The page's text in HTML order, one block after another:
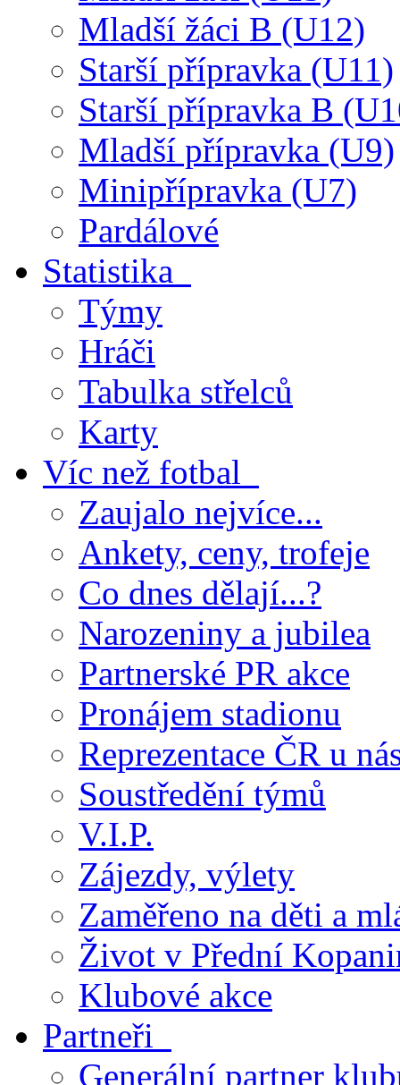
Mladší žáci B (U12)
Starší přípravka (U11)
Starší přípravka B
Mladší přípravka (U9)
Minipřípravka (U7)
Pardálové
Statistika
Týmy
Hráči
Tabulka střelců
Karty
Víc než fotbal
Zaujalo nejvíce...
Ankety, ceny, trofeje
Co dnes dělají...?
Narozeniny a jubilea
Partnerské PR akce
Pronájem stadionu
Reprezentace ČR u
Soustředění týmů
V.I.P.
Zájezdy, výlety
Zaměřeno na děti a
Život v Přední
Klubové akce
Partneři
Generální partner